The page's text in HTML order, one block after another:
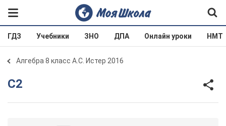
ГДЗ Учебники ЗНО ДПА Онлайн уроки НМТ
Алгебра 8 класс А.С. Истер 2016
С2